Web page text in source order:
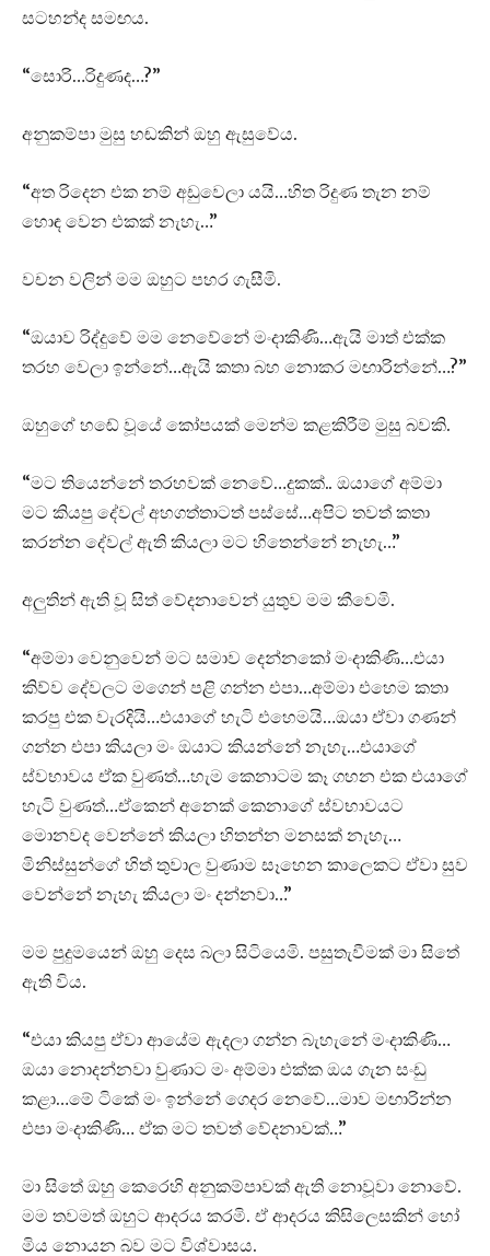
සටහන්ද සමඟය.
“සොරි…රිදුණද…?”
අනුකම්පා මුසු හඬකින් ඔහු ඇසුවේය.
“අත රිදෙන එක නම් අඩුවෙලා යයි…හිත රිදුණ තැන නම්
හොඳ වෙන එකක් නැහැ…”
වචන වලින් මම ඔහුට පහර ගැසීමි.
“ඔයාව රිද්දුවේ මම නෙවේනේ මංදාකිණි…ඇයි මාත් එක්ක
තරහ වෙලා ඉන්නේ…ඇයි කතා බහ නොකර මඟාරින්නේ…?”
ඔහුගේ හඬේ වූයේ කෝපයක් මෙන්ම කළකිරීම් මුසු බවකි.
“මට තියෙන්නේ තරහවක් නෙවේ…දුකක්.. ඔයාගේ අම්මා
මට කියපු දේවල් අහගත්තාටත් පස්සේ…අපිට තවත් කතා
කරන්න දේවල් ඇති කියලා මට හිතෙන්නේ නැහැ…”
අලුතින් ඇති වූ සිත් වේදනාවෙන් යුතුව මම කීවෙමි.
“අම්මා වෙනුවෙන් මට සමාව දෙන්නකෝ මංදාකිණි…එයා
කිව්ව දේවලට මගෙන් පළි ගන්න එපා…අම්මා එහෙම කතා
කරපු එක වැරදියි…එයාගේ හැටි එහෙමයි…ඔයා ඒවා ගණන්
ගන්න එපා කියලා මං ඔයාට කියන්නේ නැහැ…එයාගේ
ස්වභාවය ඒක වුණත්…හැම කෙනාටම කෑ ගහන එක එයාගේ
හැටි වුණත්…ඒකෙන් අනෙක් කෙනාගේ ස්වභාවයට
මොනවද වෙන්නේ කියලා හිතන්න මනසක් නැහැ…
මිනිස්සුන්ගේ හිත් තුවාල වුණාම සෑහෙන කාලෙකට ඒවා සුව
වෙන්නේ නැහැ කියලා මං දන්නවා…”
මම පුදුමයෙන් ඔහු දෙස බලා සිටියෙමි. පසුතැවීමක් මා සිතේ
ඇති විය.
“එයා කියපු ඒවා ආයේම ඇදලා ගන්න බැහැනේ මංදාකිණි…
ඔයා නොදන්නවා වුණාට මං අම්මා එක්ක ඔය ගැන සංඩු
කළා…මේ ටිකේ මං ඉන්නේ ගෙදර නෙවේ…මාව මඟාරින්න
එපා මංදාකිණි… ඒක මට තවත් වේදනාවක්…”
මා සිතේ ඔහු කෙරෙහි අනුකම්පාවක් ඇති නොවූවා නොවේ.
මම තවමත් ඔහුට ආදරය කරමි. ඒ ආදරය කිසිලෙසකින් හෝ
මිය නොයන බව මට විශ්වාසය.